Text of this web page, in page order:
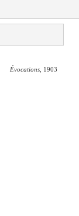
Évocations , 1903